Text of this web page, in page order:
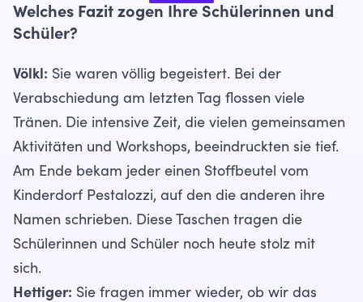
Welches Fazit zogen Ihre Schülerinnen und
Schüler?
Völkl: Sie waren völlig begeistert. Bei der
Verabschiedung am letzten Tag flossen viele
Tränen. Die intensive Zeit, die vielen gemeinsamen
Aktivitäten und Workshops, beeindruckten sie tief.
Am Ende bekam jeder einen Stoffbeutel vom
Kinderdorf Pestalozzi, auf den die anderen ihre
Namen schrieben. Diese Taschen tragen die
Schülerinnen und Schüler noch heute stolz mit
sich.
Hettiger: Sie fragen immer wieder, ob wir das